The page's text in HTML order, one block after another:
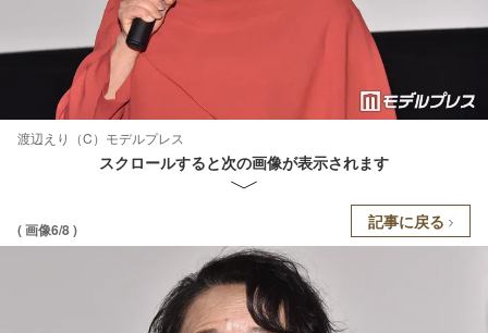
渡辺えり（C）モデルプレス
スクロールすると次の画像が表示されます
( 画像6/8 ) 記事に戻る